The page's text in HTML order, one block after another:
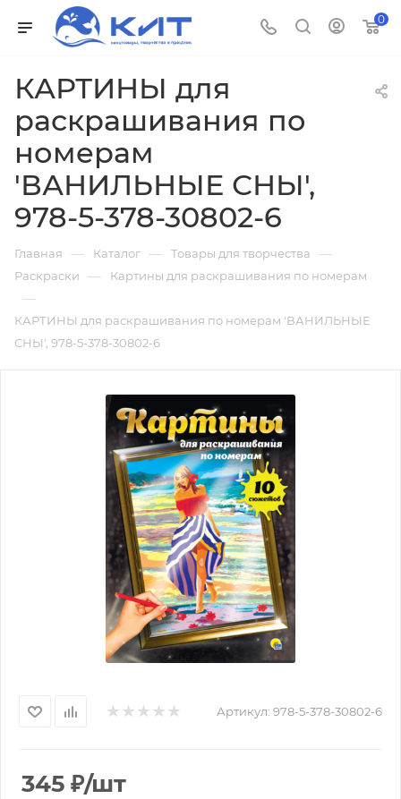
0
КАРТИНЫ для
раскрашивания по
номерам
'ВАНИЛЬНЫЕ СНЫ',
978-5-378-30802-6
Главная — Каталог — Товары для творчества —
Раскраски — Картины для раскрашивания по номерам
—
КАРТИНЫ для раскрашивания по номерам 'ВАНИЛЬНЫЕ
СНЫ', 978-5-378-30802-6
Артикул: 978-5-378-30802-6
345 ₽/шт